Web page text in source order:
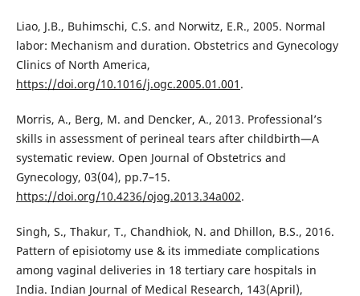
Liao, J.B., Buhimschi, C.S. and Norwitz, E.R., 2005. Normal
labor: Mechanism and duration. Obstetrics and Gynecology
Clinics of North America,
https://doi.org/10.1016/j.ogc.2005.01.001 .
Morris, A., Berg, M. and Dencker, A., 2013. Professional’s
skills in assessment of perineal tears after childbirth—A
systematic review. Open Journal of Obstetrics and
Gynecology, 03(04), pp.7–15.
https://doi.org/10.4236/ojog.2013.34a002.
Singh, S., Thakur, T., Chandhiok, N. and Dhillon, B.S., 2016.
Pattern of episiotomy use & its immediate complications
among vaginal deliveries in 18 tertiary care hospitals in
India. Indian Journal of Medical Research, 143(April),